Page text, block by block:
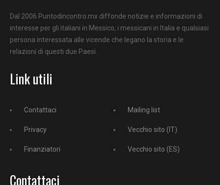
Dal 2006 Puntodincontro.mx diffonde notizie e informazioni di
interesse per gli italiani in Messico, i messicani in Italia e qualsiasi
persona interessata alle vicende che legano la storia e le
relazioni di questi due Paesi.
Link utili
Contattaci
Privacy
Finanziatori
Mailing list
Vecchio sito (IT)
Vecchio sito (ES)
Contattaci